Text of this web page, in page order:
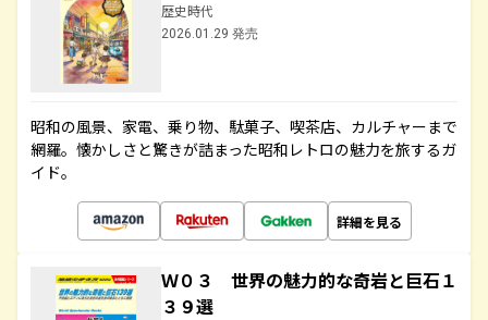
歴史時代
2026.01.29 発売
昭和の風景、家電、乗り物、駄菓子、喫茶店、カルチャーまで
網羅。懐かしさと驚きが詰まった昭和レトロの魅力を旅するガ
イド。
詳細を見る
Ｗ０３ 世界の魅力的な奇岩と巨石１
３９選